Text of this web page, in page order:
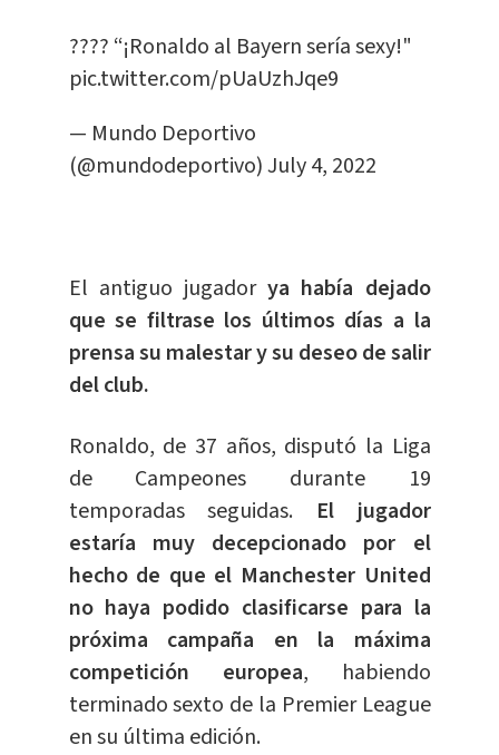
????️ “¡Ronaldo al Bayern sería sexy!"
pic.twitter.com/pUaUzhJqe9
— Mundo Deportivo
(@mundodeportivo)July 4, 2022
El antiguo jugadorya había dejado
que se filtrase los últimos días a la
prensa su malestar y su deseo de salir
del club.
Ronaldo, de 37 años, disputó la Liga
de Campeones durante 19
temporadas seguidas. El jugador
estaría muy decepcionado por el
hecho de que el Manchester United
no haya podido clasificarse para la
próxima campaña en la máxima
competición europea, habiendo
terminado sexto de la Premier League
en su última edición.